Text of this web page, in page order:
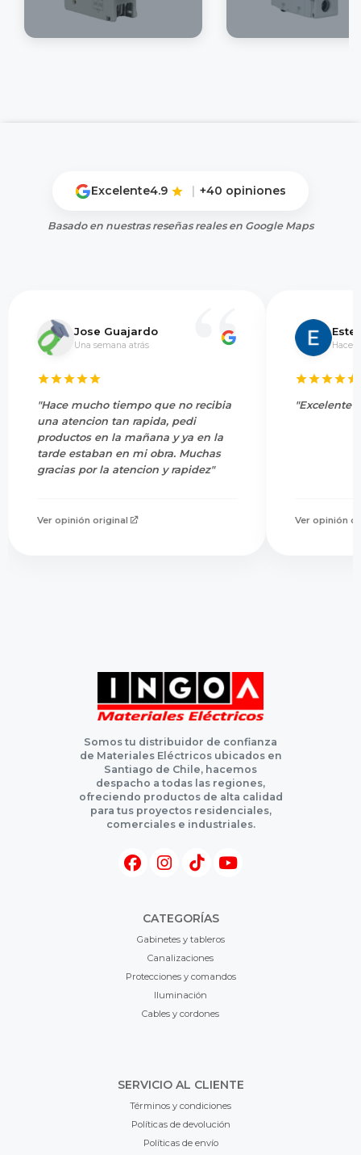
Excelente4.9 +40 opiniones
Basado en nuestras reseñas reales en Google Maps
Jose Guajardo
Una semana atrás
"Hace mucho tiempo que no recibia
una atencion tan rapida, pedi
productos en la mañana y ya en la
tarde estaban en mi obra. Muchas
gracias por la atencion y rapidez"
Ver opinión original
Hace
"Excelente
Ver opinión
Somos tu distribuidor de confianza
de Materiales Eléctricos ubicados en
Santiago de Chile, hacemos
despacho a todas las regiones,
ofreciendo productos de alta calidad
para tus proyectos residenciales,
comerciales e industriales.
CATEGORÍAS
Gabinetes y tableros
Canalizaciones
Protecciones y comandos
Iluminación
Cables y cordones
SERVICIO AL CLIENTE
Términos y condiciones
Políticas de devolución
Políticas de envío